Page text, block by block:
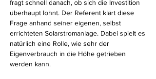
fragt schnell danach, ob sich die Investition
überhaupt lohnt. Der Referent klärt diese
Frage anhand seiner eigenen, selbst
errichteten Solarstromanlage. Dabei spielt es
natürlich eine Rolle, wie sehr der
Eigenverbrauch in die Höhe getrieben
werden kann.